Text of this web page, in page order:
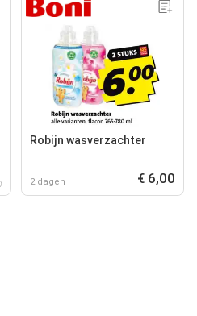
Robijn wasverzachter
2 dagen € 6,00